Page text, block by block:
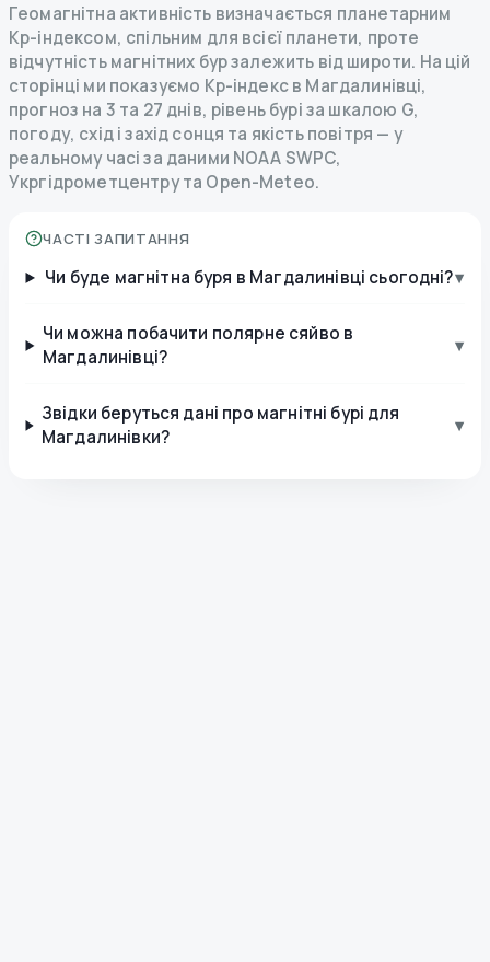
Геомагнітна активність визначається планетарним
Kp-індексом, спільним для всієї планети, проте
відчутність магнітних бур залежить від широти. На цій
сторінці ми показуємо Kp-індекс в Магдалинівці,
прогноз на 3 та 27 днів, рівень бурі за шкалою G,
погоду, схід і захід сонця та якість повітря — у
реальному часі за даними NOAA SWPC,
Укргідрометцентру та Open-Meteo.
ЧАСТІ ЗАПИТАННЯ
Чи буде магнітна буря в Магдалинівці сьогодні?▾
Чи можна побачити полярне сяйво в
Магдалинівці?
▾
Звідки беруться дані про магнітні бурі для
Магдалинівки?
▾